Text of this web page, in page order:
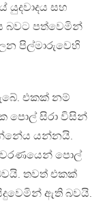
යුදවාදය සහ
බවට පත්වෙමින්
පිල්මාරුවෙහි
එකක් නම්
පොල් සිරා විසින්
යන්නයි.
පොල්
තවත් එකක්
ඇති බවයි.